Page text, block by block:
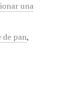
una
de pan,